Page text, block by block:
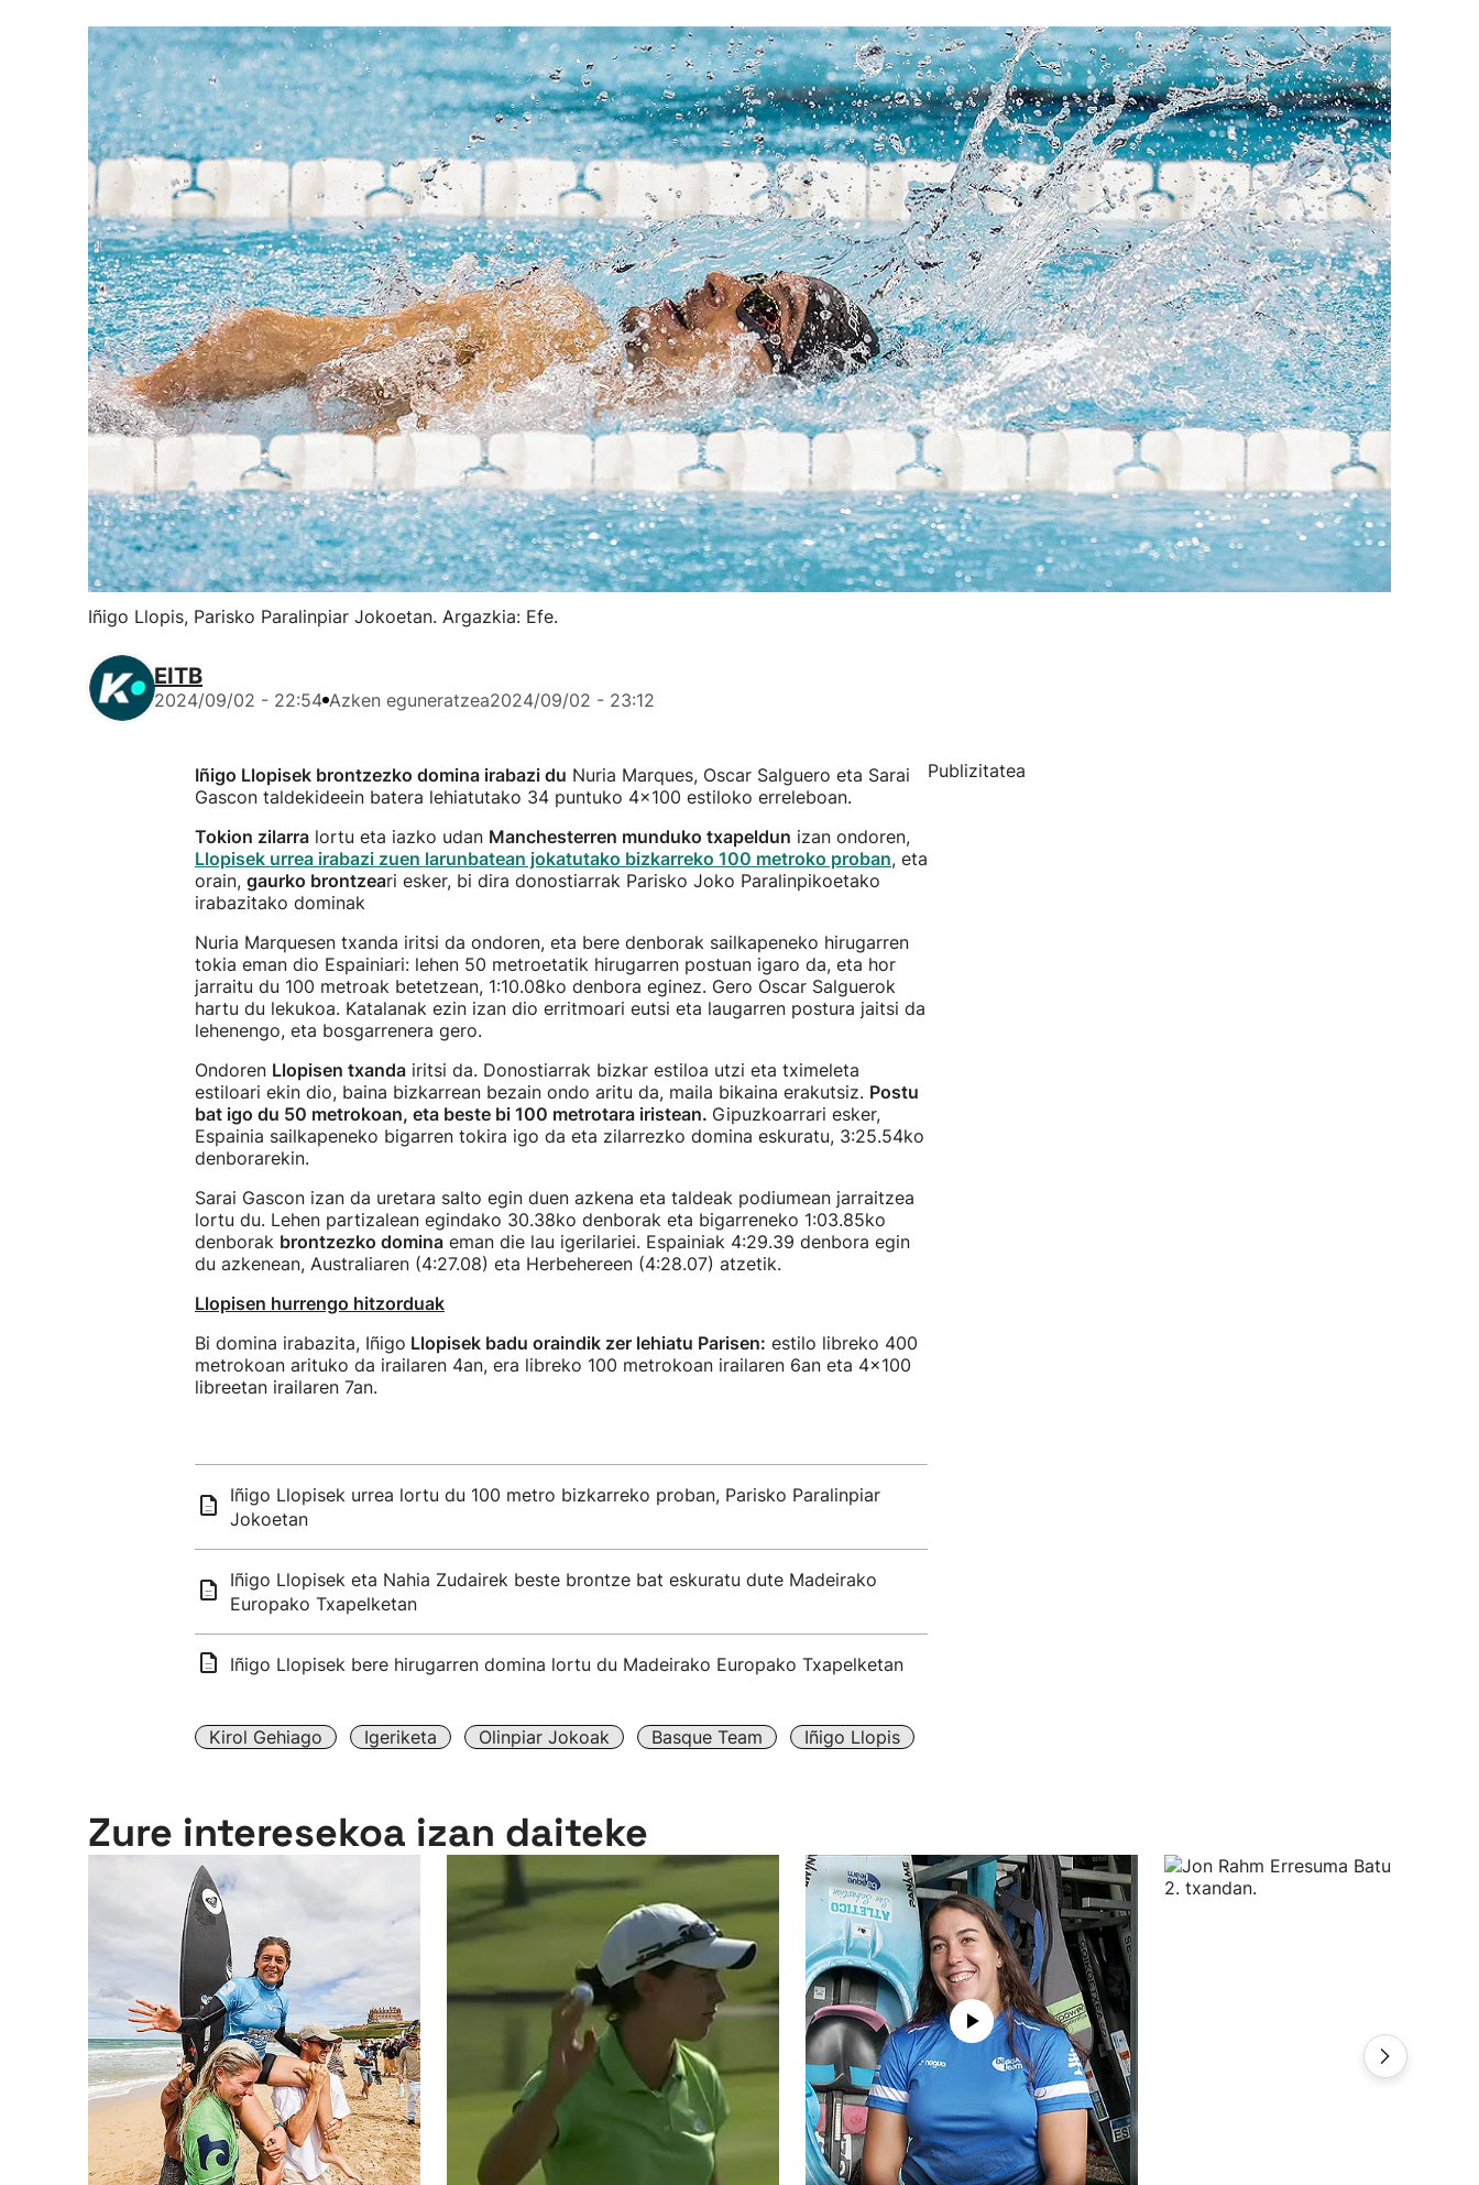
Iñigo Llopis, Parisko Paralinpiar Jokoetan. Argazkia: Efe.
EITB
2024/09/02 - 22:54 Azken eguneratzea2024/09/02 - 23:12
Iñigo Llopisek brontzezko domina irabazi du Nuria Marques, Oscar Salguero eta Sarai
Gascon taldekideein batera lehiatutako 34 puntuko 4x100 estiloko erreleboan.
Tokion zilarra lortu eta iazko udan Manchesterren munduko txapeldun izan ondoren,
Llopisek urrea irabazi zuen larunbatean jokatutako bizkarreko 100 metroko proban, eta
orain, gaurko brontzeari esker, bi dira donostiarrak Parisko Joko Paralinpikoetako
irabazitako dominak
Nuria Marquesen txanda iritsi da ondoren, eta bere denborak sailkapeneko hirugarren
tokia eman dio Espainiari: lehen 50 metroetatik hirugarren postuan igaro da, eta hor
jarraitu du 100 metroak betetzean, 1:10.08ko denbora eginez. Gero Oscar Salguerok
hartu du lekukoa. Katalanak ezin izan dio erritmoari eutsi eta laugarren postura jaitsi da
lehenengo, eta bosgarrenera gero.
Ondoren Llopisen txanda iritsi da. Donostiarrak bizkar estiloa utzi eta tximeleta
estiloari ekin dio, baina bizkarrean bezain ondo aritu da, maila bikaina erakutsiz. Postu
bat igo du 50 metrokoan, eta beste bi 100 metrotara iristean. Gipuzkoarrari esker,
Espainia sailkapeneko bigarren tokira igo da eta zilarrezko domina eskuratu, 3:25.54ko
denborarekin.
Sarai Gascon izan da uretara salto egin duen azkena eta taldeak podiumean jarraitzea
lortu du. Lehen partizalean egindako 30.38ko denborak eta bigarreneko 1:03.85ko
denborak brontzezko domina eman die lau igerilariei. Espainiak 4:29.39 denbora egin
du azkenean, Australiaren (4:27.08) eta Herbehereen (4:28.07) atzetik.
Llopisen hurrengo hitzorduak
Bi domina irabazita, Iñigo Llopisek badu oraindik zer lehiatu Parisen: estilo libreko 400
metrokoan arituko da irailaren 4an, era libreko 100 metrokoan irailaren 6an eta 4x100
libreetan irailaren 7an.
Iñigo Llopisek urrea lortu du 100 metro bizkarreko proban, Parisko Paralinpiar
Jokoetan
Iñigo Llopisek eta Nahia Zudairek beste brontze bat eskuratu dute Madeirako
Europako Txapelketan
Iñigo Llopisek bere hirugarren domina lortu du Madeirako Europako Txapelketan
Kirol Gehiago Igeriketa Olinpiar Jokoak Basque Team Iñigo Llopis
Publizitatea
Zure interesekoa izan daiteke